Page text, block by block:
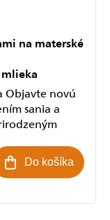
na materské
Do košíka
Objavte novú
sania a